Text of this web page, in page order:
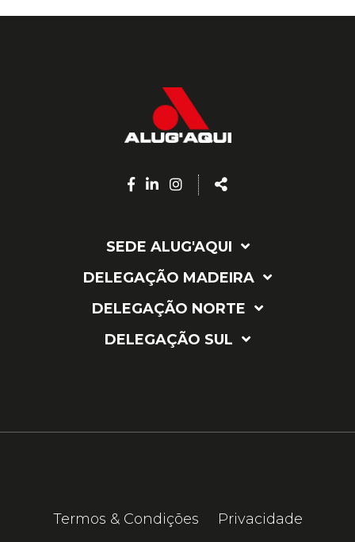
Facebook
Linkedin
Instagram
Share
SEDE ALUG'AQUI
DELEGAÇÃO MADEIRA
DELEGAÇÃO NORTE
DELEGAÇÃO SUL
Termos & Condições
Privacidade